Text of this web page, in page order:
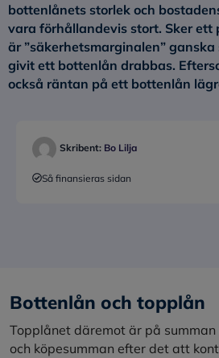
bottenlånets storlek och
vara förhållandevis stort. Sker ett
är ”säkerhetsmarginalen”
givit ett bottenlån drabbas.
också räntan på ett bottenlån
Skribent: Bo Lilja
Så finansieras sidan
Bottenlån och topplån
Topplånet däremot är på
och köpesumman efter det att